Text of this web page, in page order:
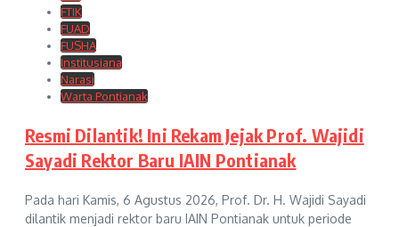
FTIK
FUAD
FUSHA
Institusiana
Narasi
Warta Pontianak
Resmi Dilantik! Ini Rekam Jejak Prof. Wajidi
Sayadi Rektor Baru IAIN Pontianak
Pada hari Kamis, 6 Agustus 2026, Prof. Dr. H. Wajidi Sayadi
dilantik menjadi rektor baru IAIN Pontianak untuk periode